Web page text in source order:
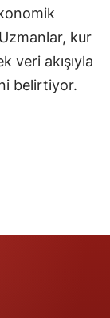
kur
veri akışıyla
belirtiyor.